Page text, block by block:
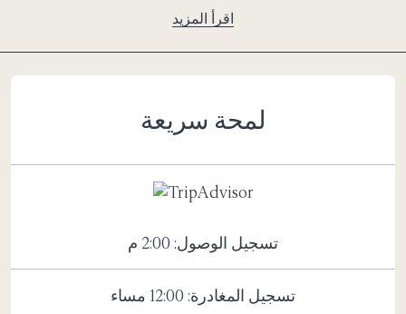
اقرأ المزيد
لمحة سريعة
تسجيل الوصول: 2:00 م
تسجيل المغادرة: 12:00 مساء